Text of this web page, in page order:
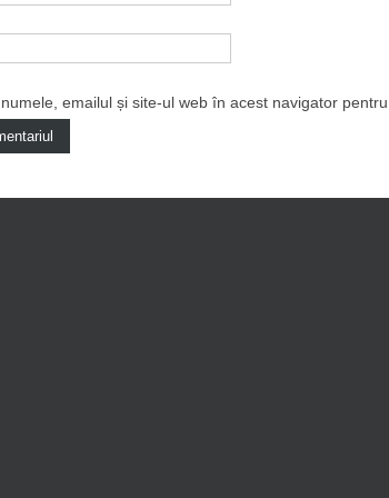
emailul și site-ul web în acest navigator